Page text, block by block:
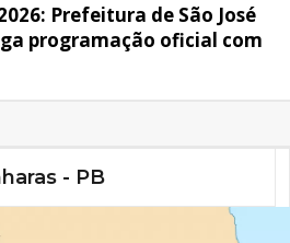
Prefeitura de São José
programação oficial com
- PB